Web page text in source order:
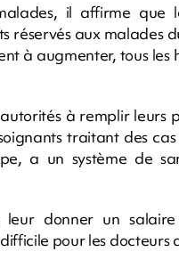
il affirme que
réservés aux malades
à augmenter, tous
à remplir leurs
traitant des
a un système de
leur donner un
pour les docteurs